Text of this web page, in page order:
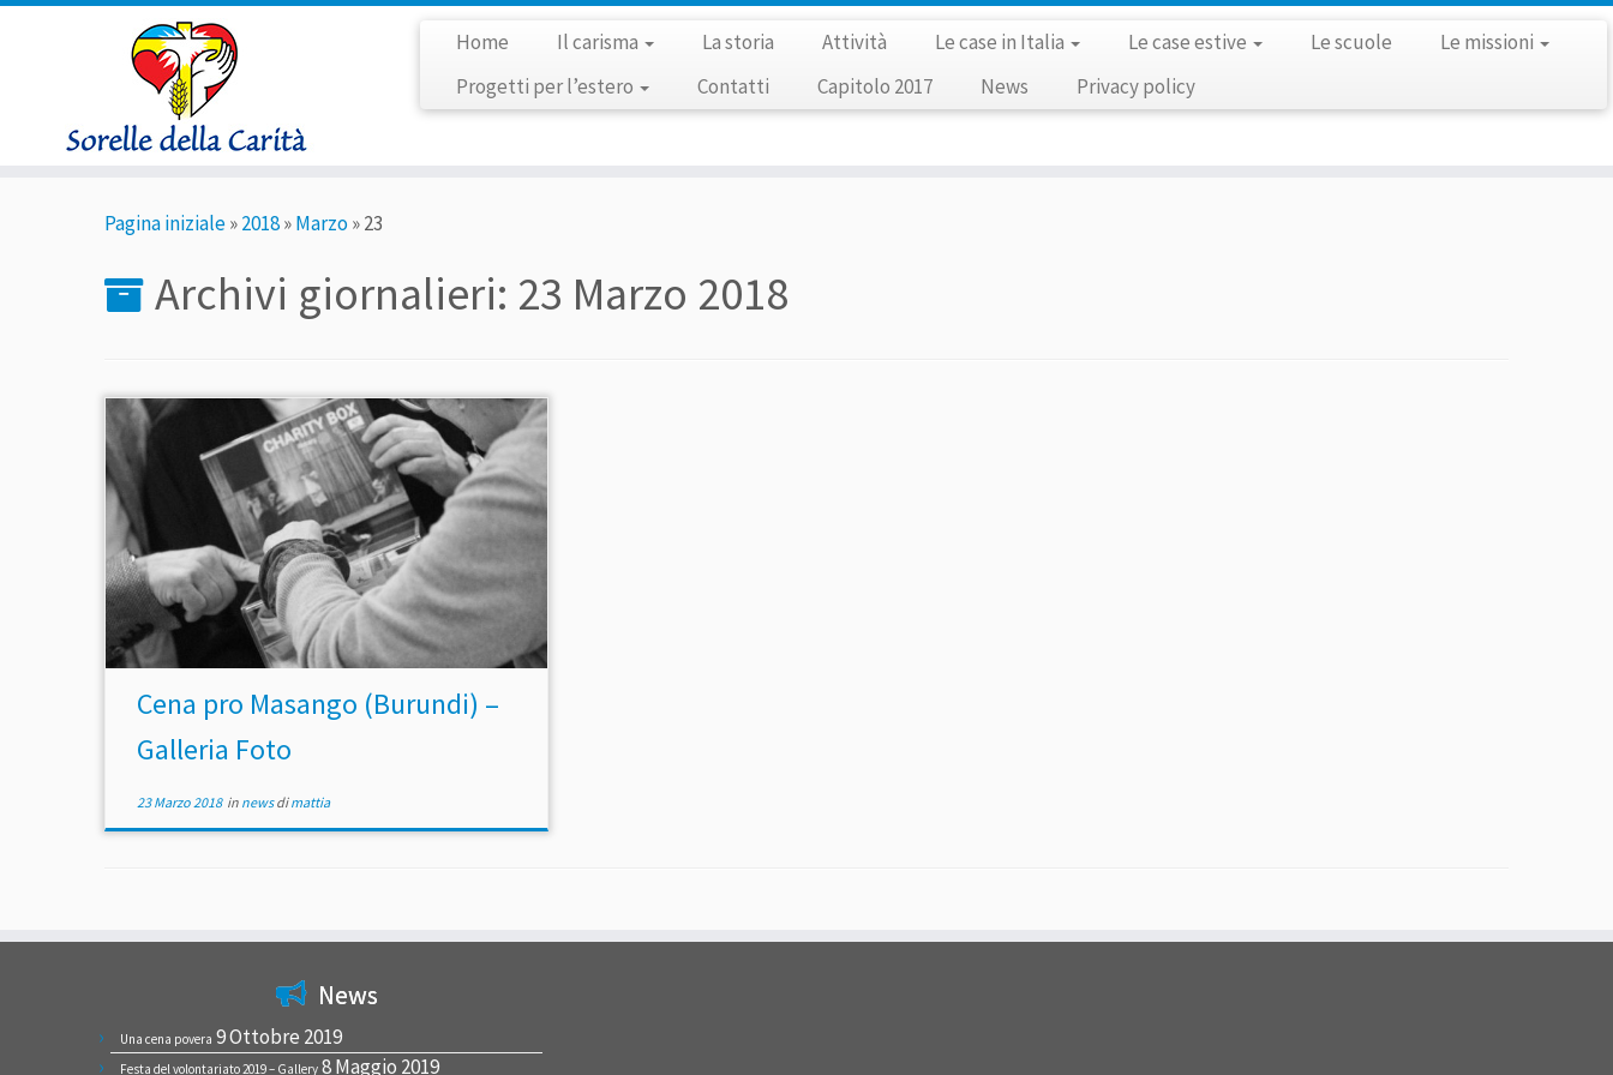
Home Il carisma La storia Attività Le case in Italia Le case estive Le scuole
Le missioni
Progetti per l’estero
Contatti Capitolo 2017 News Privacy policy
Pagina iniziale»2018»Marzo»23
Archivi giornalieri: 23 Marzo 2018
Cena pro Masango (Burundi) –
Galleria Foto
23 Marzo 2018in newsdimattia
News
Una cena povera 9 Ottobre 2019
Festa del volontariato 2019 – Gallery 8 Maggio 2019